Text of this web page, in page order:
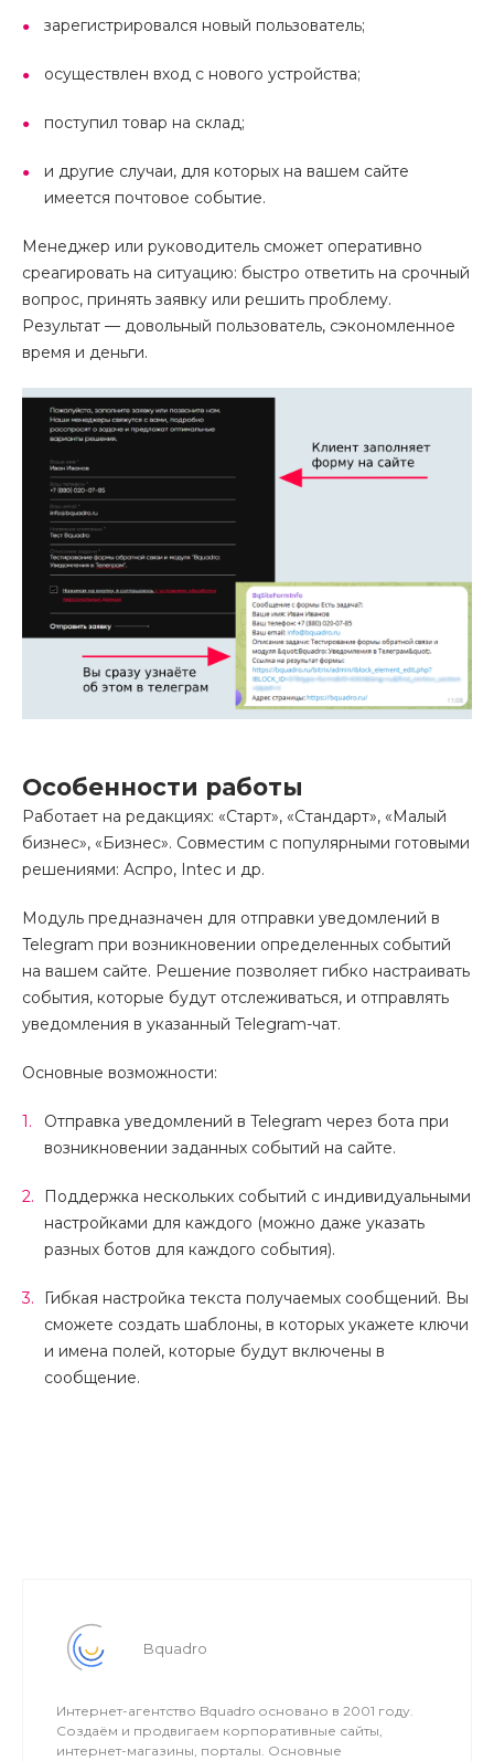
зарегистрировался новый пользователь;
осуществлен вход с нового устройства;
поступил товар на склад;
и другие случаи, для которых на вашем сайте
имеется почтовое событие.
Менеджер или руководитель сможет оперативно
среагировать на ситуацию: быстро ответить на срочный
вопрос, принять заявку или решить проблему.
Результат — довольный пользователь, сэкономленное
время и деньги.
Особенности работы
Работает на редакциях: «Старт», «Стандарт», «Малый
бизнес», «Бизнес». Совместим с популярными готовыми
решениями: Аспро, Intec и др.
Модуль предназначен для отправки уведомлений в
Telegram при возникновении определенных событий
на вашем сайте. Решение позволяет гибко настраивать
события, которые будут отслеживаться, и отправлять
уведомления в указанный Telegram-чат.
Основные возможности:
Отправка уведомлений в Telegram через бота при
возникновении заданных событий на сайте.
Поддержка нескольких событий с индивидуальными
настройками для каждого (можно даже указать
разных ботов для каждого события).
Гибкая настройка текста получаемых сообщений. Вы
сможете создать шаблоны, в которых укажете ключи
и имена полей, которые будут включены в
сообщение.
Bquadro
Интернет-агентство Bquadro основано в 2001 году.
Создаём и продвигаем корпоративные сайты,
интернет-магазины, порталы. Основные